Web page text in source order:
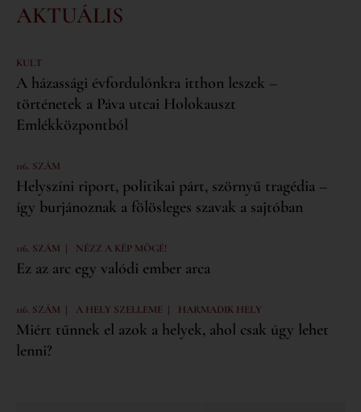
AKTUÁLIS
KULT
A házassági évfordulónkra itthon leszek –
történetek a Páva utcai Holokauszt
Emlékközpontból
116. SZÁM
Helyszíni riport, politikai párt, szörnyű tragédia –
így burjánoznak a fölösleges szavak a sajtóban
116. SZÁM | NÉZZ A KÉP MÖGÉ!
Ez az arc egy valódi ember arca
116. SZÁM | A HELY SZELLEME | HARMADIK HELY
Miért tűnnek el azok a helyek, ahol csak úgy lehet
lenni?